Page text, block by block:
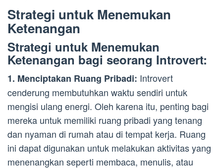
Strategi untuk Menemukan
Ketenangan
Strategi untuk Menemukan
Ketenangan bagi seorang Introvert:
1. Menciptakan Ruang Pribadi: Introvert
cenderung membutuhkan waktu sendiri untuk
mengisi ulang energi. Oleh karena itu, penting bagi
mereka untuk memiliki ruang pribadi yang tenang
dan nyaman di rumah atau di tempat kerja. Ruang
ini dapat digunakan untuk melakukan aktivitas yang
menenangkan seperti membaca, menulis, atau